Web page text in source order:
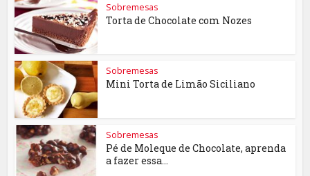
Sobremesas
Torta de Chocolate com Nozes
Sobremesas
Mini Torta de Limão Siciliano
Sobremesas
Pé de Moleque de Chocolate, aprenda
a fazer essa...